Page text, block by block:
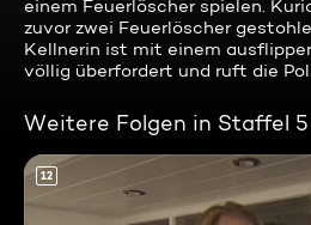
einem Feuerlöscher spielen.
zuvor zwei Feuerlöscher
Kellnerin ist mit einem
völlig überfordert und ruft die
Weitere Folgen in Staffel 5
12